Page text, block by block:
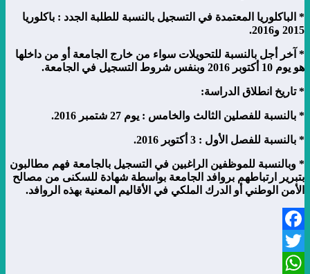
* الباكلوريا المعتمدة في التسجيل بالنسبة للطلبة الجدد : باكلوريا
2015 و 2016
.
* آخر أجل بالنسبة للتحويلات سواء من خارج الجامعة أو من داخلها
هو يوم 10 أكتوبر 2016 وبنفس شروط التسجيل في الجامعة.
*تاريخ انطلاق الدراسة:
* بالنسبة للفصلين الثالث والخامس : يوم 27 شتمبر 2016.
* بالنسبة للفصل الأول : 3 أكتوبر 2016 .
* وبالنسبة للموظفين الراغبين في التسجيل بالجامعة فهم مطالبون
بتبرير ارتباطهم بروافد الجامعة بواسطة شهادة للسكنى من مصالح
الأمن الوطني أو الدرك الملكي في الأقاليم المعنية بهذه الروافد.
Facebook
Twitter